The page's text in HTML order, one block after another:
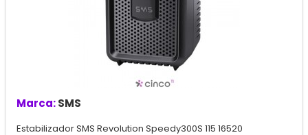
Marca:SMS
Estabilizador SMS Revolution Speedy300S 115 16520